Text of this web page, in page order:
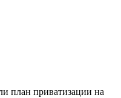
план приватизации на